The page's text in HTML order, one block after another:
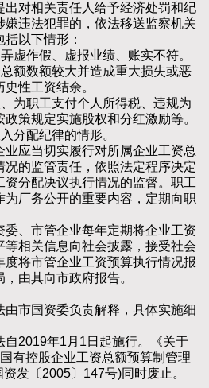
出对相关责任人给予经济处罚和纪
违法犯罪的，依法移送监察机关
以下情形：
作假、虚报业绩、账实不符。
数额较大并造成重大损失或恶
性工资结余。
职工支付个人所得税、违规为
策规定实施股权和分红激励等。
配纪律的情形。
当切实履行对所属企业工资总
的监管责任，依照法定程序决定
资分配决议执行情况的监督。职工
为厂务公开的重要内容，定期向职
市管企业每年定期将企业工资
等相关信息向社会披露，接受社会
将市管企业工资预算执行情况报
由其向市政府报告。
国资委负责解释，具体实施细
年1月1日起施行。《关于
有控股企业工资总额预算制管理
发〔2005〕147号)同时废止。